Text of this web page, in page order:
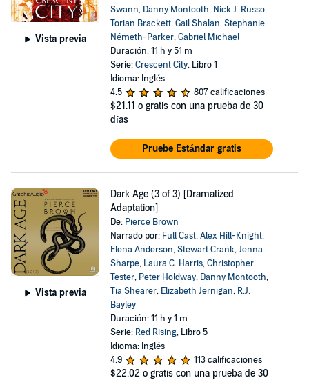
Vista previa
Swann, Danny Montooth, Nick J. Russo,
Torian Brackett,Gail Shalan,Stephanie
Németh-Parker,Gabriel Michael
Duración: 11 h y 51 m
Serie:Crescent City, Libro 1
Idioma: Inglés
4.5
807 calificaciones
$21.11 o gratis con una prueba de 30
días
Pruebe Estándar gratis
Vista previa
Dark Age (3 of 3) [Dramatized
Adaptation]
De: Pierce Brown
Narrado por: Full Cast,Alex Hill-Knight,
Elena Anderson,Stewart Crank,Jenna
Sharpe, Laura C. Harris,Christopher
Tester, Peter Holdway, Danny Montooth,
Tia Shearer, Elizabeth Jernigan, R.J.
Bayley
Duración: 11 h y 1 m
Serie: Red Rising, Libro 5
Idioma: Inglés
4.9
113 calificaciones
$22.02 o gratis con una prueba de 30